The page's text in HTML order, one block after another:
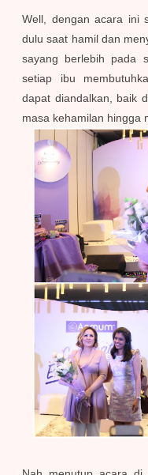
Well, dengan acara ini
dulu saat hamil dan
sayang berlebih pada
setiap ibu
dapat diandalkan, baik
masa kehamilan hingga